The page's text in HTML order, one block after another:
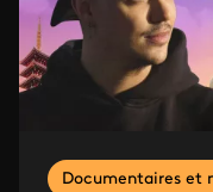
Documentaires et